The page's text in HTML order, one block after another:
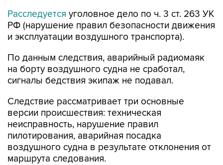
Расследуется уголовное дело по ч. 3 ст. 263 УК
РФ (нарушение правил безопасности движения
и эксплуатации воздушного транспорта).
По данным следствия, аварийный радиомаяк
на борту воздушного судна не сработал,
сигналы бедствия экипаж не подавал.
Следствие рассматривает три основные
версии происшествия: техническая
неисправность, нарушение правил
пилотирования, аварийная посадка
воздушного судна в результате отклонения от
маршрута следования.